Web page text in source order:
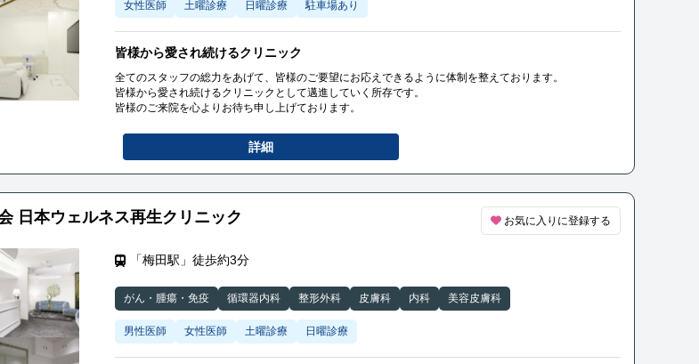
女性医師 土曜診療 日曜診療 駐車場あり
皆様から愛され続けるクリニック
全てのスタッフの総力をあげて、皆様のご要望にお応えできるように体制を整えております。
皆様から愛され続けるクリニックとして邁進していく所存です。
皆様のご来院を心よりお待ち申し上げております。
詳細
日本ウェルネス再生クリニック お気に入りに登録する
「梅田駅」徒歩約3分
がん・腫瘍・免疫 循環器内科 整形外科 皮膚科 内科 美容皮膚科
男性医師 女性医師 土曜診療 日曜診療